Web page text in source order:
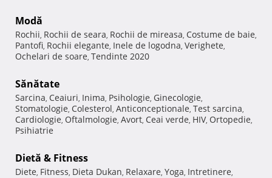
Modă
Rochii, Rochii de seara, Rochii de mireasa, Costume de baie,
Pantofi, Rochii elegante, Inele de logodna, Verighete,
Ochelari de soare, Tendinte 2020
Sănătate
Sarcina, Ceaiuri, Inima, Psihologie, Ginecologie,
Stomatologie, Colesterol, Anticonceptionale, Test sarcina,
Cardiologie, Oftalmologie, Avort, Ceai verde, HIV, Ortopedie,
Psihiatrie
Dietă & Fitness
Diete, Fitness, Dieta Dukan, Relaxare, Yoga, Intretinere,